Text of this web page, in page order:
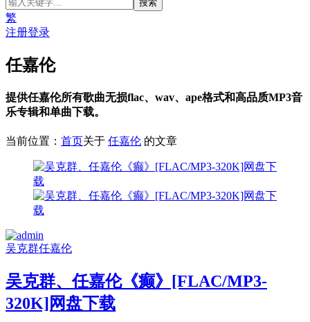
繁
注册登录
任嘉伦
提供任嘉伦所有歌曲无损flac、wav、ape格式和高品质MP3音
乐专辑和单曲下载。
当前位置： 首页关于 任嘉伦 的文章
吴克群任嘉伦
吴克群、任嘉伦《癫》[FLAC/MP3-
320K]网盘下载